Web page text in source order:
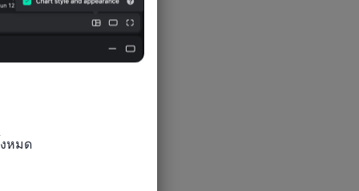
หมด